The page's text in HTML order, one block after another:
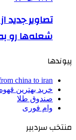
تصاویر جدید
شعله‌ها رو
پیوندها
china to iran
خرید بهترین
صندوق طلا
وام فوری
منتخب سردبیر